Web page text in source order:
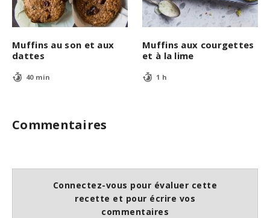
Muffins au son et aux
dattes
40 min
Muffins aux courgettes
et à la lime
1 h
Commentaires
Connectez-vous pour évaluer cette
recette et pour écrire vos
commentaires